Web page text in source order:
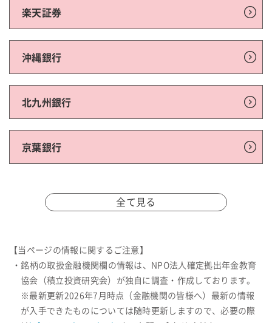
楽天証券
沖縄銀行
北九州銀行
京葉銀行
全て見る
【当ページの情報に関するご注意】
・銘柄の取扱金融機関欄の情報は、NPO法人確定拠出年金教育
協会（積立投資研究会）が独自に調査・作成しております。
※最新更新2026年7月時点（金融機関の皆様へ）最新の情報
が入手できたものについては随時更新しますので、必要の際